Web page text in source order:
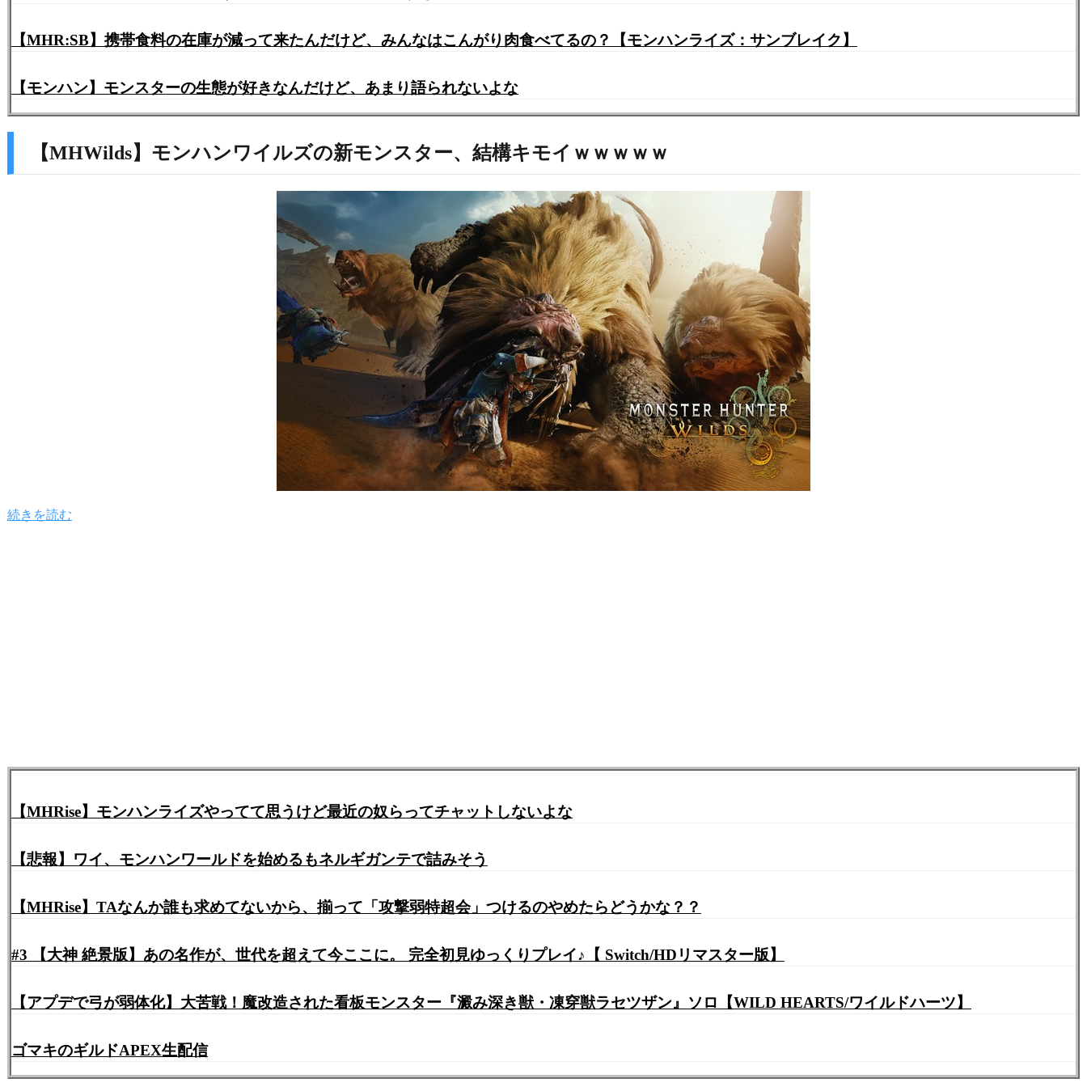
【MHR:SB】携帯食料の在庫が減って来たんだけど、みんなはこんがり肉食べてるの？【モンハンライズ：サンブレイク】
【モンハン】モンスターの生態が好きなんだけど、あまり語られないよな
【MHWilds】モンハンワイルズの新モンスター、結構キモイｗｗｗｗｗ
続きを読む
【MHRise】モンハンライズやってて思うけど最近の奴らってチャットしないよな
【悲報】ワイ、モンハンワールドを始めるもネルギガンテで詰みそう
【MHRise】TAなんか誰も求めてないから、揃って「攻撃弱特超会」つけるのやめたらどうかな？？
#3 【大神 絶景版】あの名作が、世代を超えて今ここに。 完全初見ゆっくりプレイ♪【 Switch/HDリマスター版】
【アプデで弓が弱体化】大苦戦！魔改造された看板モンスター『澱み深き獣・凍穿獣ラセツザン』ソロ【WILD HEARTS/ワイルドハーツ】
ゴマキのギルドAPEX生配信